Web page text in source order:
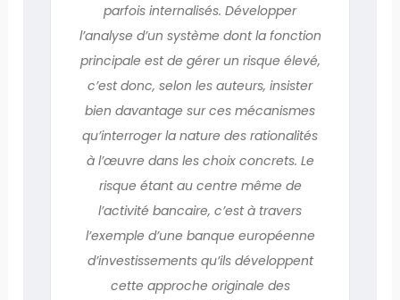
parfois internalisés. Développer
l’analyse d’un système dont la fonction
principale est de gérer un risque élevé,
c’est donc, selon les auteurs, insister
bien davantage sur ces mécanismes
qu’interroger la nature des rationalités
à l’œuvre dans les choix concrets. Le
risque étant au centre même de
l’activité bancaire, c’est à travers
l’exemple d’une banque européenne
d’investissements qu’ils développent
cette approche originale des